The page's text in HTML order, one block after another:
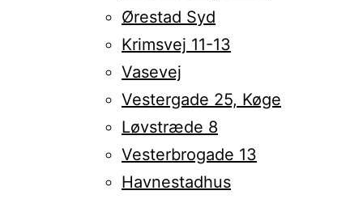
Ørestad Syd
Krimsvej 11-13
Vasevej
Vestergade 25, Køge
Løvstræde 8
Vesterbrogade 13
Havnestadhus